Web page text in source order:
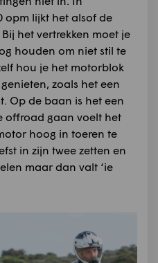
opm lijkt het alsof de
het vertrekken moet je
houden om niet stil te
hou je het motorblok
zoals het een
Op de baan is het een
offroad gaan voelt het
hoog in toeren te
in zijn twee zetten en
maar dan valt ‘ie